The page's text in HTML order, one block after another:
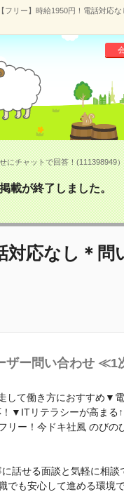
【フリー】時給1950円！電話対応
にチャットで回答！(111398949）
載が終了しました。
対応なし＊問
ザー問い合わせ
して働き方におすすめ▼
▼ITリテラシーが高まる
ー！今ドキ社風 のびの
話せる面談と気軽に相談
も安心して進める環境で